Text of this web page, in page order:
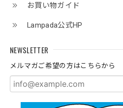
お買い物ガイド
Lampada公式HP
NEWSLETTER
メルマガご希望の方はこちらから